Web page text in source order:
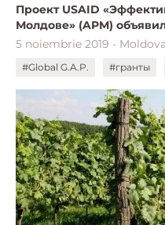
Проект USAID
Молдове» (APM)
5 noiembrie 2019 - Moldova
#Global G.A.P. #гранты